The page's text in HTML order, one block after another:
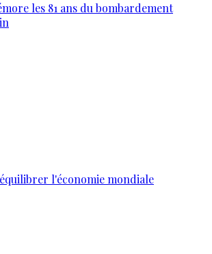
les 81 ans du bombardement
l'économie mondiale